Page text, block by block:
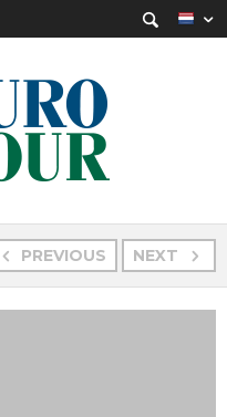
PREVIOUS NEXT